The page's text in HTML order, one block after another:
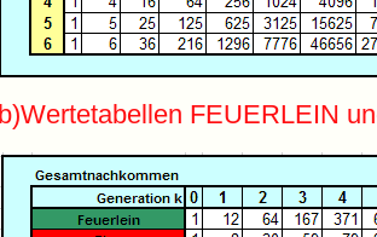
b)Wertetabellen FEUERLEIN